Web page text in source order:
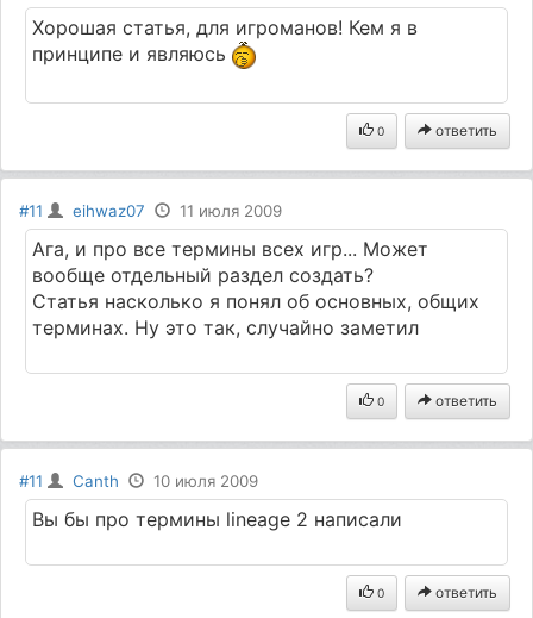
Хорошая статья, для игроманов! Кем я в
принципе и являюсь
0 ответить
#11 eihwaz07 11 июля 2009
Ага, и про все термины всех игр... Может
вообще отдельный раздел создать?
Статья насколько я понял об основных, общих
терминах. Ну это так, случайно заметил
0 ответить
#11 Canth 10 июля 2009
Вы бы про термины lineage 2 написали
0 ответить